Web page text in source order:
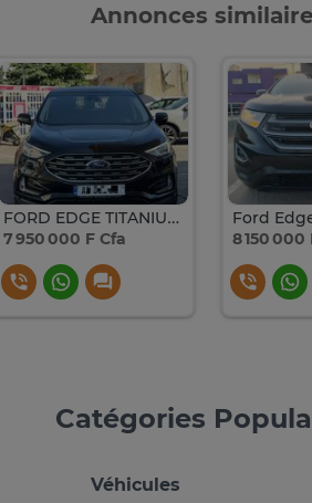
Annonces
FORD EDGE TITANIUM 2019
7 950 000 F Cfa
8 150 000
Catégories
Véhicules